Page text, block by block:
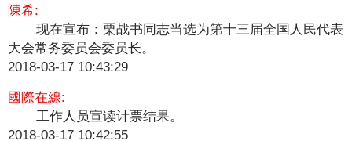
陳希:
现在宣布：栗战书同志当选为第十三届全国人民代表
大会常务委员会委员长。
2018-03-17 10:43:29
國際在線:
工作人员宣读计票结果。
2018-03-17 10:42:55